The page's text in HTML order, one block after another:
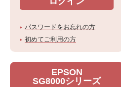
パスワードをお忘れの方
初めてご利用の方
EPSON
SG8000シリーズ